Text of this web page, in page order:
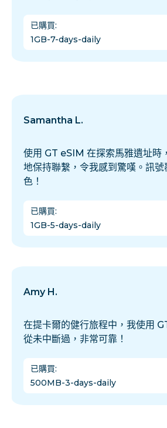
已購買:
1GB-7-days-daily
Samantha L.
使用 GT eSIM 在探索馬雅遺址時
地保持聯繫，令我感到驚嘆。訊號
色！
已購買:
1GB-5-days-daily
Amy H.
在提卡爾的健行旅程中，我使用
從未中斷過，非常可靠！
已購買:
500MB-3-days-daily